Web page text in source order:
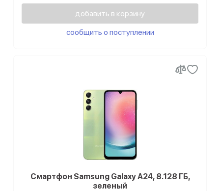
добавить в корзину
сообщить о поступлении
Смартфон Samsung Galaxy A24, 8.128 ГБ,
зеленый